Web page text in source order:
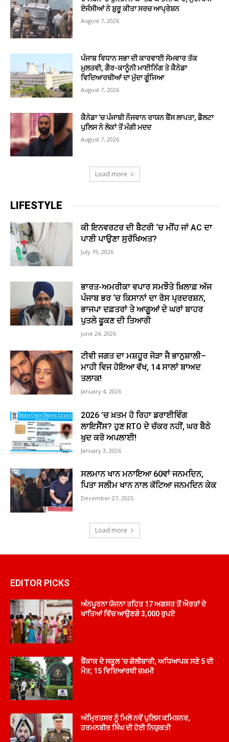
ਏਜੰਸੀਆਂ ਨੇ ਸ਼ੁਰੂ ਕੀਤਾ ਸਰਚ ਆਪ੍ਰੇਸ਼ਨ
August 7, 2026
ਪੰਜਾਬ ਵਿਧਾਨ ਸਭਾ ਦੀ ਕਾਰਵਾਈ ਸੋਮਵਾਰ ਤੱਕ
ਮੁਲਤਵੀ, ਗੈਰ-ਕਾਨੂੰਨੀ ਮਾਈਨਿੰਗ ਤੇ ਕੈਨੇਡਾ
ਵਿਦਿਆਰਥੀਆਂ ਦਾ ਮੁੱਦਾ ਗੂੰਜਿਆ
August 7, 2026
ਕੈਨੇਡਾ ’ਚ ਪੰਜਾਬੀ ਨੌਜਵਾਨ ਰਾਯਨ ਬੈਂਸ ਲਾਪਤਾ, ਡੈਲਟਾ
ਪੁਲਿਸ ਨੇ ਲੋਕਾਂ ਤੋਂ ਮੰਗੀ ਮਦਦ
August 7, 2026
Load more
LIFESTYLE
ਕੀ ਇਨਵਰਟਰ ਦੀ ਬੈਟਰੀ ‘ਚ ਮੀਂਹ ਜਾਂ AC ਦਾ
ਪਾਣੀ ਪਾਉਣਾ ਸੁਰੱਖਿਅਤ?
July 19, 2026
ਭਾਰਤ-ਅਮਰੀਕਾ ਵਪਾਰ ਸਮਝੌਤੇ ਖ਼ਿਲਾਫ਼ ਅੱਜ
ਪੰਜਾਬ ਭਰ ‘ਚ ਕਿਸਾਨਾਂ ਦਾ ਰੋਸ ਪ੍ਰਦਰਸ਼ਨ,
ਭਾਜਪਾ ਦਫ਼ਤਰਾਂ ਤੇ ਆਗੂਆਂ ਦੇ ਘਰਾਂ ਬਾਹਰ
ਪੁਤਲੇ ਫੂਕਣ ਦੀ ਤਿਆਰੀ
June 24, 2026
ਟੀਵੀ ਜਗਤ ਦਾ ਮਸ਼ਹੂਰ ਜੋੜਾ ਜੈ ਭਾਨੁਸ਼ਾਲੀ–
ਮਾਹੀ ਵਿਜ ਹੋਇਆ ਵੱਖ, 14 ਸਾਲਾਂ ਬਾਅਦ
ਤਲਾਕ!
January 4, 2026
2026 ’ਚ ਖ਼ਤਮ ਹੋ ਰਿਹਾ ਡਰਾਈਵਿੰਗ
ਲਾਇਸੈਂਸ? ਹੁਣ RTO ਦੇ ਚੱਕਰ ਨਹੀਂ, ਘਰ ਬੈਠੇ
ਖੁਦ ਕਰੋ ਅਪਲਾਈ!
January 3, 2026
ਸਲਮਾਨ ਖਾਨ ਮਨਾਇਆ 60ਵਾਂ ਜਨਮਦਿਨ,
ਪਿਤਾ ਸਲੀਮ ਖਾਨ ਨਾਲ ਕੱਟਿਆ ਜਨਮਦਿਨ ਕੇਕ
December 27, 2025
Load more
EDITOR PICKS
ਅੰਨਪੂਰਨਾ ਯੋਜਨਾ ਤਹਿਤ 17 ਅਗਸਤ ਤੋਂ ਔਰਤਾਂ ਦੇ
ਖਾਤਿਆਂ ਵਿੱਚ ਆਉਣਗੇ 3,000 ਰੁਪਏ
ਬੈਂਕਾਕ ਦੇ ਸਕੂਲ ‘ਚ ਗੋਲੀਬਾਰੀ, ਅਧਿਆਪਕ ਸਣੇ 5 ਦੀ
ਮੌਤ; 15 ਵਿਦਿਆਰਥੀ ਜ਼ਖ਼ਮੀ
ਅੰਮ੍ਰਿਤਸਰ ਨੂੰ ਮਿਲੇ ਨਵੇਂ ਪੁਲਿਸ ਕਮਿਸ਼ਨਰ,
ਹਰਮਨਬੀਰ ਸਿੰਘ ਦੀ ਹੋਈ ਨਿਯੁਕਤੀ